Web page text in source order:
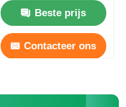
Beste prijs
Contacteer ons